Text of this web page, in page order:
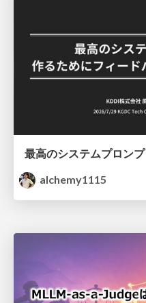
alchemy1115